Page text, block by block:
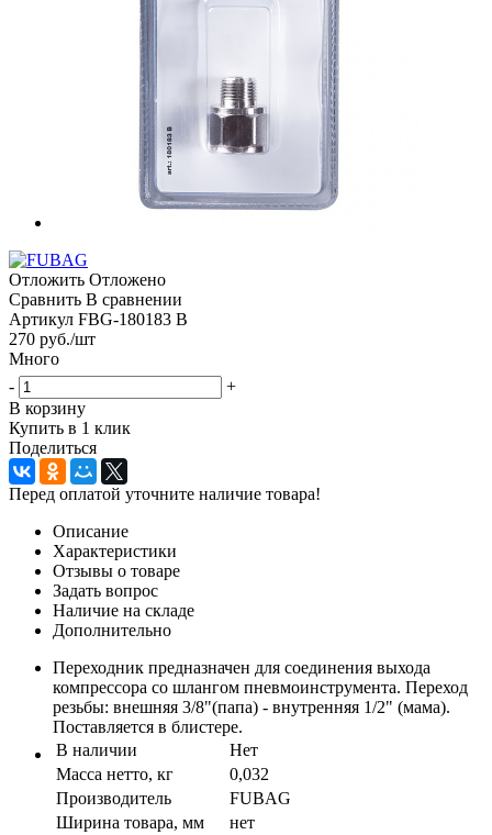
Отложить Отложено
Сравнить В сравнении
Артикул FBG-180183 B
270 руб./шт
Много
-
+
В корзину
Купить в 1 клик
Поделиться
Перед оплатой уточните наличие товара!
Описание
Характеристики
Отзывы о товаре
Задать вопрос
Наличие на складе
Дополнительно
Переходник предназначен для соединения выхода
компрессора со шлангом пневмоинструмента. Переход
резьбы: внешняя 3/8"(папа) - внутренняя 1/2" (мама).
Поставляется в блистере.
В наличии
Нет
Масса нетто, кг
0,032
Производитель
FUBAG
Ширина товара, мм
нет